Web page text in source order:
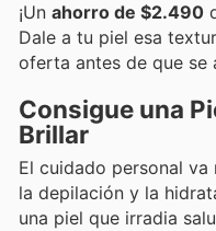
¡Un ahorro de $2.490
Dale a tu piel esa
oferta antes de que se
Consigue una
Brillar
El cuidado personal
la depilación y la
una piel que irradia